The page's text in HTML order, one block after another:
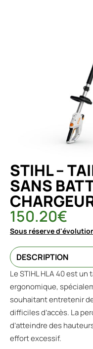
STIHL –
SANS
150.20€
Sous réserve
DESCRIPTION
Le STIHL HLA 40 est
ergonomique,
souhaitant entretenir
difficiles d’accès. La
d’atteindre des
effort excessif.